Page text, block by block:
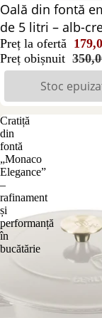
Stoc epuizat
Oală din fontă
de 5 litri – alb-
capac |
elegantă
Preț la ofertă
Preț obișnuit
Stoc
Cratiță
din
fontă
„Monaco
Elegance”
–
rafinament
și
performanță
în
bucătărie